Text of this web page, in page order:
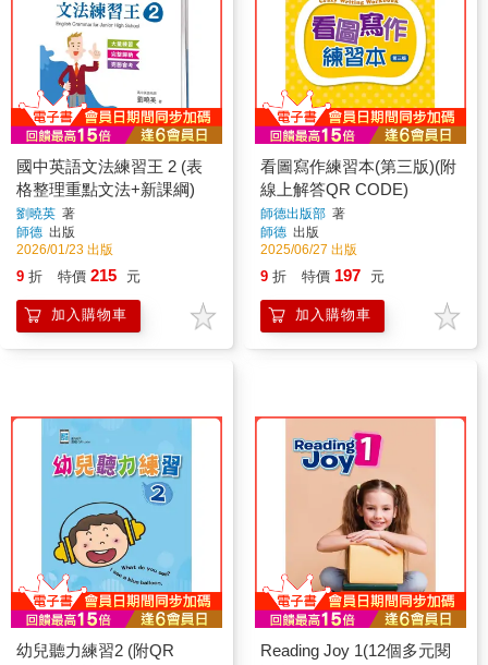
國中英語文法練習王 2 (表
格整理重點文法+新課綱)
劉曉英 著
師德 出版
2026/01/23 出版
9 折 特價 215 元
加入購物車
看圖寫作練習本(第三版)(附
線上解答QR CODE)
師德出版部 著
師德 出版
2025/06/27 出版
9 折 特價 197 元
加入購物車
幼兒聽力練習2 (附QR
Reading Joy 1(12個多元閱